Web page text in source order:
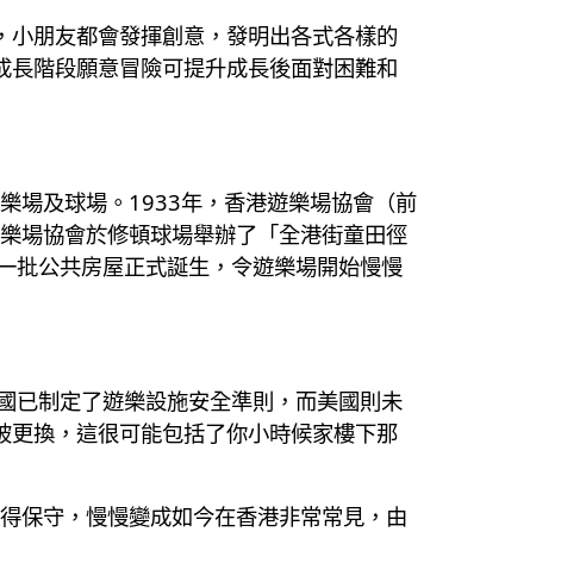
朋友都會發揮創意，發明出各式各樣的
階段願意冒險可提升成長後面對困難和
場及球場。1933年，香港遊樂場協會（前
場協會於修頓球場舉辦了「全港街童田徑
批公共房屋正式誕生，令遊樂場開始慢慢
已制定了遊樂設施安全準則，而美國則未
換，這很可能包括了你小時候家樓下那
保守，慢慢變成如今在香港非常常見，由